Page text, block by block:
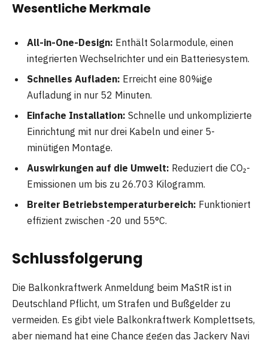
Wesentliche Merkmale
All-in-One-Design: Enthält Solarmodule, einen
integrierten Wechselrichter und ein Batteriesystem.
Schnelles Aufladen: Erreicht eine 80%ige
Aufladung in nur 52 Minuten.
Einfache Installation: Schnelle und unkomplizierte
Einrichtung mit nur drei Kabeln und einer 5-
minütigen Montage.
Auswirkungen auf die Umwelt: Reduziert die CO₂-
Emissionen um bis zu 26.703 Kilogramm.
Breiter Betriebstemperaturbereich: Funktioniert
effizient zwischen -20 und 55°C.
Schlussfolgerung
Die Balkonkraftwerk Anmeldung beim MaStR ist in
Deutschland Pflicht, um Strafen und Bußgelder zu
vermeiden. Es gibt viele Balkonkraftwerk Komplettsets,
aber niemand hat eine Chance gegen das Jackery Navi